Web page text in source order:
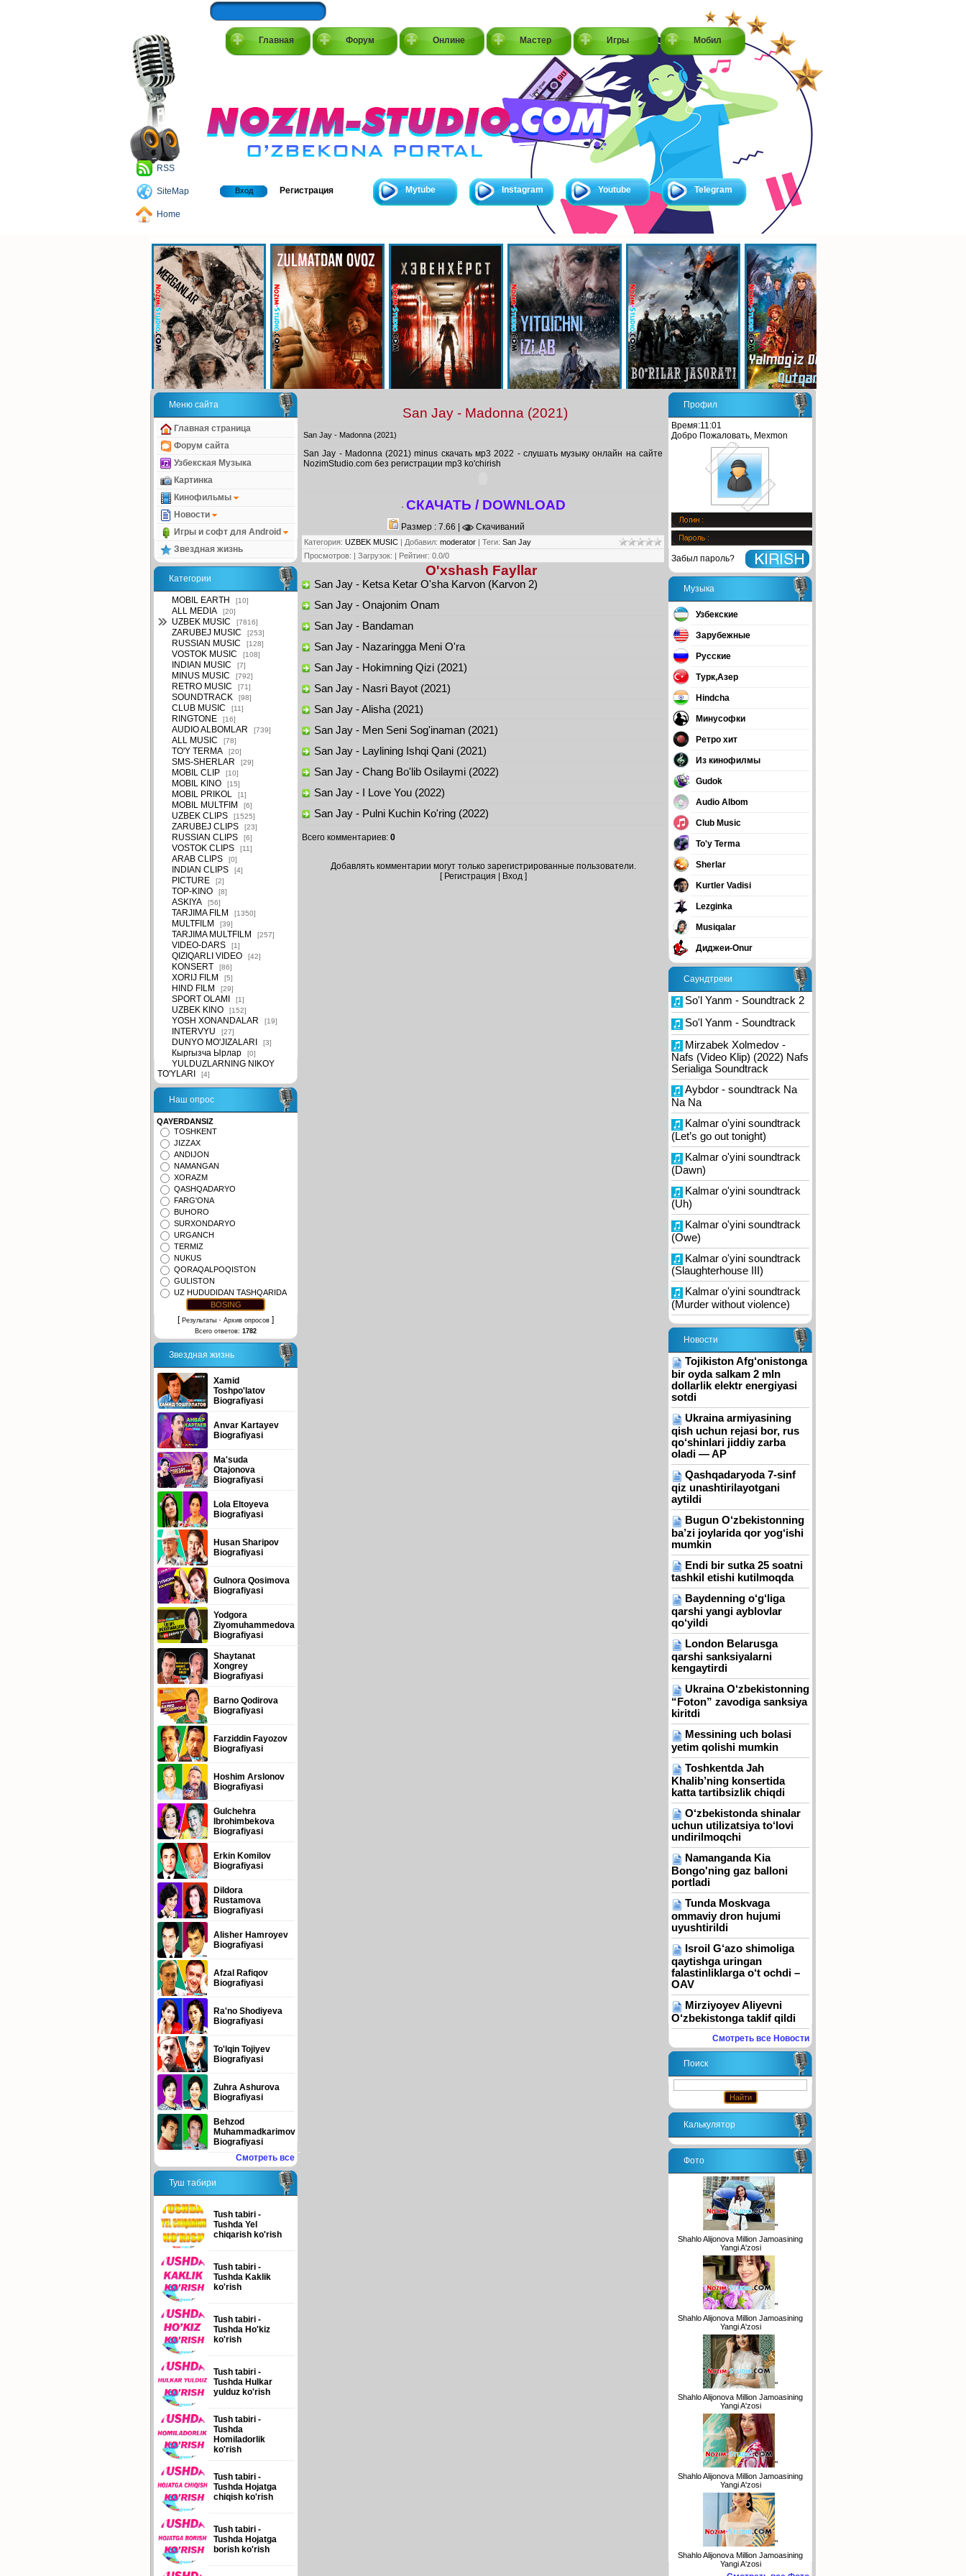
Главная Форум Онлине Мастер Игры Мобил
RSS
SiteMap
Home
Вход Регистрация Mytube Instagram Youtube Telegram
Меню сайта
Главная страница
Форум сайта
Узбекская Музыка
Картинка
Кинофильмы
Новости
Игры и софт для Android
Звездная жизнь
Категории
MOBIL EARTH [10]
ALL MEDIA [20]
UZBEK MUSIC [7816]
ZARUBEJ MUSIC [253]
RUSSIAN MUSIC [128]
VOSTOK MUSIC [108]
INDIAN MUSIC [7]
MINUS MUSIC [792]
RETRO MUSIC [71]
SOUNDTRACK [98]
CLUB MUSIC [11]
RINGTONE [16]
AUDIO ALBOMLAR [739]
ALL MUSIC [78]
TO'Y TERMA [20]
SMS-SHERLAR [29]
MOBIL CLIP [10]
MOBIL KINO [15]
MOBIL PRIKOL [1]
MOBIL MULTFIM [6]
UZBEK CLIPS [1525]
ZARUBEJ CLIPS [23]
RUSSIAN CLIPS [6]
VOSTOK CLIPS [11]
ARAB CLIPS [0]
INDIAN CLIPS [4]
PICTURE [2]
TOP-KINO [8]
ASKIYA [56]
TARJIMA FILM [1350]
MULTFILM [39]
TARJIMA MULTFILM [257]
VIDEO-DARS [1]
QIZIQARLI VIDEO [42]
KONSERT [86]
XORIJ FILM [5]
HIND FILM [29]
SPORT OLAMI [1]
UZBEK KINO [152]
YOSH XONANDALAR [19]
INTERVYU [27]
DUNYO MO'JIZALARI [3]
Кыргызча Ырлар [0]
YULDUZLARNING NIKOY
TO'YLARI
[4]
Наш опрос
QAYERDANSIZ
TOSHKENT
JIZZAX
ANDIJON
NAMANGAN
XORAZM
QASHQADARYO
FARG'ONA
BUHORO
SURXONDARYO
URGANCH
TERMIZ
NUKUS
QORAQALPOQISTON
GULISTON
UZ HUDUDIDAN TASHQARIDA
[ Результаты · Архив опросов ]
Всего ответов: 1782
Звездная жизнь
Xamid
Toshpo'latov
Biografiyasi
Anvar Kartayev
Biografiyasi
Ma'suda
Otajonova
Biografiyasi
Lola Eltoyeva
Biografiyasi
Husan Sharipov
Biografiyasi
Gulnora Qosimova
Biografiyasi
Yodgora
Ziyomuhammedova
Biografiyasi
Shaytanat
Xongrey
Biografiyasi
Barno Qodirova
Biografiyasi
Farziddin Fayozov
Biografiyasi
Hoshim Arslonov
Biografiyasi
Gulchehra
Ibrohimbekova
Biografiyasi
Erkin Komilov
Biografiyasi
Dildora
Rustamova
Biografiyasi
Alisher Hamroyev
Biografiyasi
Afzal Rafiqov
Biografiyasi
Ra'no Shodiyeva
Biografiyasi
To'lqin Tojiyev
Biografiyasi
Zuhra Ashurova
Biografiyasi
Behzod
Muhammadkarimov
Biografiyasi
Смотреть все
Туш табири
Tush tabiri -
Tushda Yel
chiqarish ko'rish
Tush tabiri -
Tushda Kaklik
ko'rish
Tush tabiri -
Tushda Ho'kiz
ko'rish
Tush tabiri -
Tushda Hulkar
yulduz ko'rish
Tush tabiri -
Tushda
Homiladorlik
ko'rish
Tush tabiri -
Tushda Hojatga
chiqish ko'rish
Tush tabiri -
Tushda Hojatga
borish ko'rish
San Jay - Madonna (2021)
San Jay - Madonna (2021)
San Jay - Madonna (2021) minus скачать мр3 2022 - слушать музыку онлайн на сайте
NozimStudio.com без регистрации mp3 ko'chirish
· СКАЧАТЬ / DOWNLOAD
Размер : 7.66 | Скачиваний
Категория: UZBEK MUSIC | Добавил: moderator | Теги: San Jay
Просмотров: | Загрузок: | Рейтинг: 0.0/0
O'xshash Fayllar
San Jay - Ketsa Ketar O'sha Karvon (Karvon 2)
San Jay - Onajonim Onam
San Jay - Bandaman
San Jay - Nazaringga Meni O'ra
San Jay - Hokimning Qizi (2021)
San Jay - Nasri Bayot (2021)
San Jay - Alisha (2021)
San Jay - Men Seni Sog'inaman (2021)
San Jay - Laylining Ishqi Qani (2021)
San Jay - Chang Bo'lib Osilaymi (2022)
San Jay - I Love You (2022)
San Jay - Pulni Kuchin Ko'ring (2022)
Всего комментариев: 0
Добавлять комментарии могут только зарегистрированные пользователи.
[ Регистрация Вход]
Профил
Время:11:01
Добро Пожаловать, Mexmon
Забыл пароль?
Музыка
Узбекские
Зарубежные
Русские
Турк,Азер
Hindcha
Минусофки
Ретро хит
Из кинофилмы
Gudok
Audio Albom
Club Music
To'y Terma
Sherlar
Kurtler Vadisi
Lezginka
Musiqalar
Диджеи-Onur
Саундтреки
So'l Yanm - Soundtrack 2
So'l Yanm - Soundtrack
Mirzabek Xolmedov -
Nafs (Video Klip) (2022) Nafs
Serialiga Soundtrack
Aybdor - soundtrack Na
Na Na
Kalmar o'yini soundtrack
(Let’s go out tonight)
Kalmar o'yini soundtrack
(Dawn)
Kalmar o'yini soundtrack
(Uh)
Kalmar o'yini soundtrack
(Owe)
Kalmar o'yini soundtrack
(Slaughterhouse III)
Kalmar o'yini soundtrack
(Murder without violence)
Новости
Tojikiston Afg‘onistonga
bir oyda salkam 2 mln
dollarlik elektr energiyasi
sotdi
Ukraina armiyasining
qish uchun rejasi bor, rus
qo‘shinlari jiddiy zarba
oladi — AP
Qashqadaryoda 7-sinf
qiz unashtirilayotgani
aytildi
Bugun O‘zbekistonning
ba’zi joylarida qor yog‘ishi
mumkin
Endi bir sutka 25 soatni
tashkil etishi kutilmoqda
Baydenning o‘g‘liga
qarshi yangi ayblovlar
qo‘yildi
London Belarusga
qarshi sanksiyalarni
kengaytirdi
Ukraina O‘zbekistonning
“Foton” zavodiga sanksiya
kiritdi
Messining uch bolasi
yetim qolishi mumkin
Toshkentda Jah
Khalib’ning konsertida
katta tartibsizlik chiqdi
O‘zbekistonda shinalar
uchun utilizatsiya to‘lovi
undirilmoqchi
Namanganda Kia
Bongo'ning gaz balloni
portladi
Tunda Moskvaga
ommaviy dron hujumi
uyushtirildi
Isroil G‘azo shimoliga
qaytishga uringan
falastinliklarga o‘t ochdi –
OAV
Mirziyoyev Aliyevni
O‘zbekistonga taklif qildi
Смотреть все Новости
Поиск
Калькулятор
Фото
"
Shahlo Alijonova Million Jamoasining
Yangi A'zosi
"
Shahlo Alijonova Million Jamoasining
Yangi A'zosi
"
Shahlo Alijonova Million Jamoasining
Yangi A'zosi
"
Shahlo Alijonova Million Jamoasining
Yangi A'zosi
"
Shahlo Alijonova Million Jamoasining
Yangi A'zosi